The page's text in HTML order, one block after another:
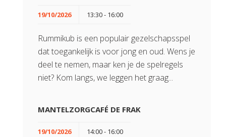
19/10/2026 13:30 - 16:00
Rummikub is een populair gezelschapsspel
dat toegankelijk is voor jong en oud. Wens je
deel te nemen, maar ken je de spelregels
niet? Kom langs, we leggen het graag...
MANTELZORGCAFÉ DE FRAK
19/10/2026 14:00 - 16:00